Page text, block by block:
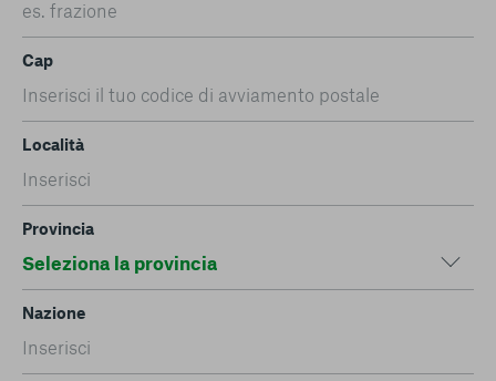
Cap
Località
Provincia
Nazione